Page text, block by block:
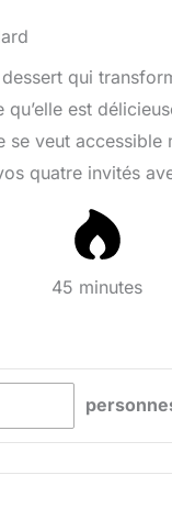
qui
est
se veut
quatre invités
45 minutes